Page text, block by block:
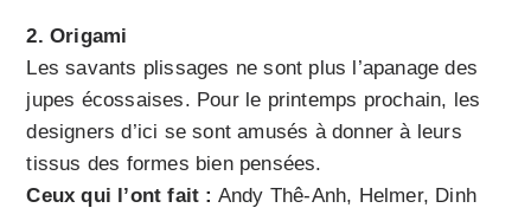
2. Origami
Les savants plissages ne sont plus l’apanage des
jupes écossaises. Pour le printemps prochain, les
designers d’ici se sont amusés à donner à leurs
tissus des formes bien pensées.
Ceux qui l’ont fait : Andy Thê-Anh, Helmer, Dinh